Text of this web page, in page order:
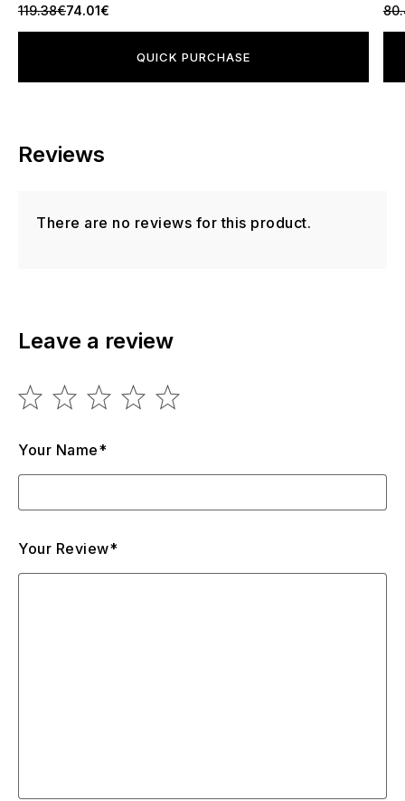
119.38€74.01€
QUICK PURCHASE
Reviews
There are no reviews for this product.
Leave a review
Your Name*
Your Review*